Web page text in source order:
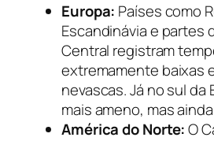
Europa: Países como
Escandinávia e partes
Central registram
extremamente baixas
nevascas. Já no sul da
mais ameno, mas
América do Norte:O